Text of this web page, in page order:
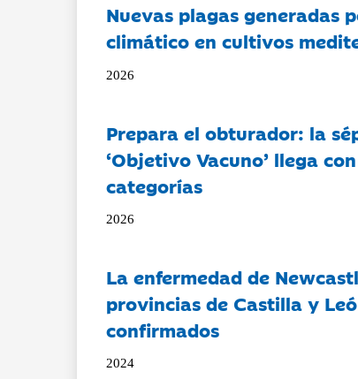
Nuevas plagas generadas
climático en cultivos
2026
Prepara el obturador: la
‘Objetivo Vacuno’ llega
categorías
2026
La enfermedad de
provincias de Castilla y
confirmados
2024